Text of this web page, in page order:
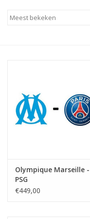
Olympique Marseille -
PSG
€449,00